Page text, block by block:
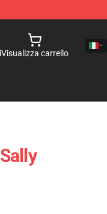
Visualizza carrello